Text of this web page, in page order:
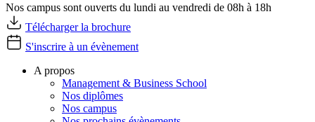
Nos campus sont ouverts du lundi au vendredi de 08h à 18h
Télécharger la brochure
S'inscrire à un évènement
A propos
Management & Business School
Nos diplômes
Nos campus